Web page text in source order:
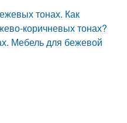
тонах. Как
коричневых тонах?
Мебель для бежевой